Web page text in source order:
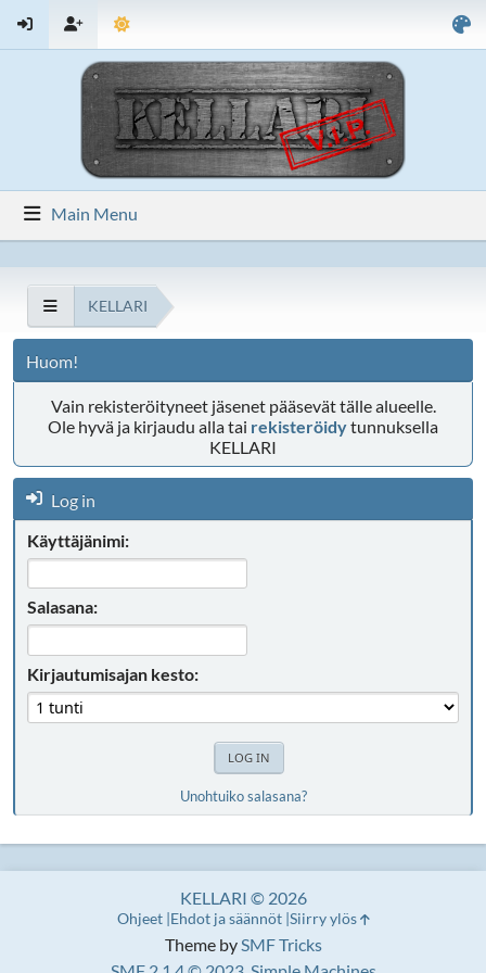
Main Menu
KELLARI
Huom!
Vain rekisteröityneet jäsenet pääsevät tälle alueelle.
Ole hyvä ja kirjaudu alla tai rekisteröidytunnuksella
KELLARI
Log in
Käyttäjänimi:
Salasana:
Kirjautumisajan kesto:
Unohtuiko salasana?
Theme bySMF Tricks
KELLARI © 2026
Ohjeet Ehdot ja säännöt Siirry ylös